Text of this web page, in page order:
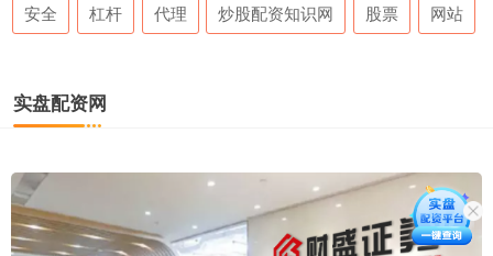
安全 杠杆 代理 炒股配资知识网 股票 网站
实盘配资网